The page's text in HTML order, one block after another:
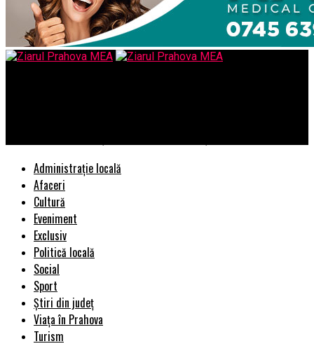
Administrație locală
Afaceri
Cultură
Eveniment
Exclusiv
Politică locală
Social
Sport
Știri din județ
Viața în Prahova
Turism